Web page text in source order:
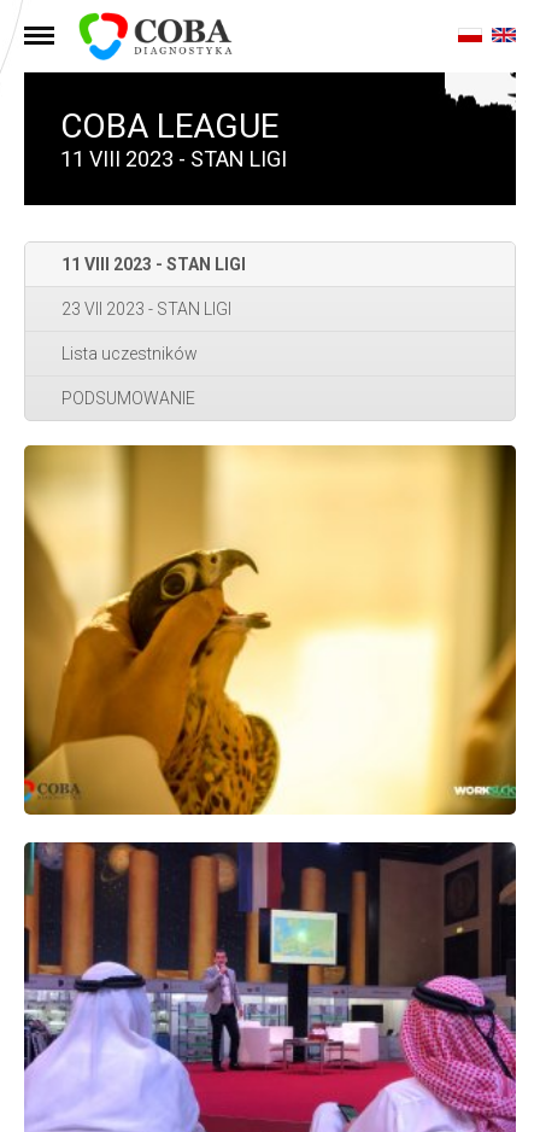
MENU
COBA LEAGUE
11 VIII 2023 - STAN LIGI
11 VIII 2023 - STAN LIGI
23 VII 2023 - STAN LIGI
Lista uczestników
PODSUMOWANIE